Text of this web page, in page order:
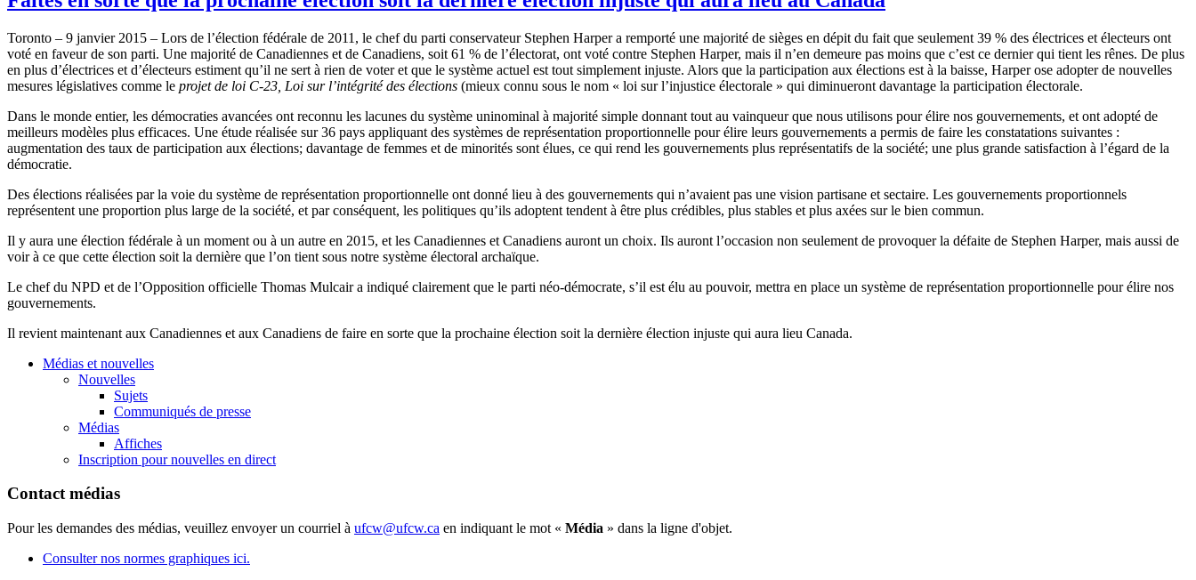
Toronto – 9 janvier 2015 – Lors de l’élection fédérale de 2011, le chef du parti conservateur Stephen Harper a remporté une majorité de sièges en dépit du fait que seulement 39 % des électrices et électeurs ont
voté en faveur de son parti. Une majorité de Canadiennes et de Canadiens, soit 61 % de l’électorat, ont voté contre Stephen Harper, mais il n’en demeure pas moins que c’est ce dernier qui tient les rênes. De plus
en plus d’électrices et d’électeurs estiment qu’il ne sert à rien de voter et que le système actuel est tout simplement injuste. Alors que la participation aux élections est à la baisse, Harper ose adopter de nouvelles
mesures législatives comme le projet de loi C-23, Loi sur l’intégrité des élections (mieux connu sous le nom « loi sur l’injustice électorale » qui diminueront davantage la participation électorale.
Dans le monde entier, les démocraties avancées ont reconnu les lacunes du système uninominal à majorité simple donnant tout au vainqueur que nous utilisons pour élire nos gouvernements, et ont adopté de
meilleurs modèles plus efficaces. Une étude réalisée sur 36 pays appliquant des systèmes de représentation proportionnelle pour élire leurs gouvernements a permis de faire les constatations suivantes :
augmentation des taux de participation aux élections; davantage de femmes et de minorités sont élues, ce qui rend les gouvernements plus représentatifs de la société; une plus grande satisfaction à l’égard de la
démocratie.
Des élections réalisées par la voie du système de représentation proportionnelle ont donné lieu à des gouvernements qui n’avaient pas une vision partisane et sectaire. Les gouvernements proportionnels
représentent une proportion plus large de la société, et par conséquent, les politiques qu’ils adoptent tendent à être plus crédibles, plus stables et plus axées sur le bien commun.
Il y aura une élection fédérale à un moment ou à un autre en 2015, et les Canadiennes et Canadiens auront un choix. Ils auront l’occasion non seulement de provoquer la défaite de Stephen Harper, mais aussi de
voir à ce que cette élection soit la dernière que l’on tient sous notre système électoral archaïque.
Le chef du NPD et de l’Opposition officielle Thomas Mulcair a indiqué clairement que le parti néo-démocrate, s’il est élu au pouvoir, mettra en place un système de représentation proportionnelle pour élire nos
gouvernements.
Il revient maintenant aux Canadiennes et aux Canadiens de faire en sorte que la prochaine élection soit la dernière élection injuste qui aura lieu Canada.
Médias et nouvelles
Nouvelles
Sujets
Communiqués de presse
Médias
Affiches
Inscription pour nouvelles en direct
Contact médias
Pour les demandes des médias, veuillez envoyer un courriel à ufcw@ufcw.ca en indiquant le mot « Média » dans la ligne d'objet.
Consulter nos normes graphiques ici.